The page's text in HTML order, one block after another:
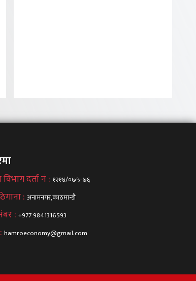
दर्ता नं : १२१४/०७५-७६
: अनामनगर,काठमान्डौ
: +977 9841316593
hamroeconomy@gmail.com